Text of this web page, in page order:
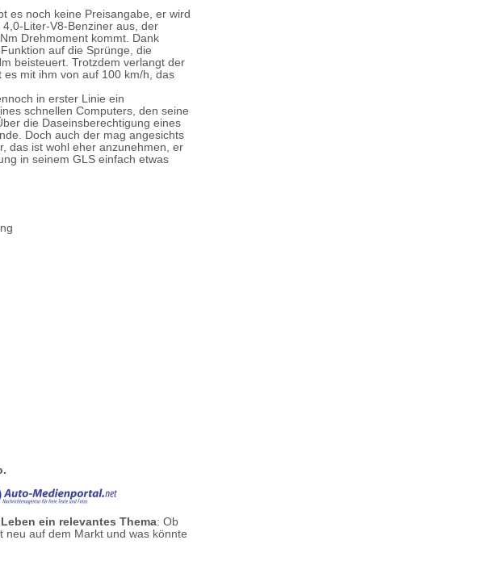
es noch keine Preisangabe, er wird
Liter-V8-Benziner aus, der
Drehmoment kommt. Dank
auf die Sprünge, die
beisteuert. Trotzdem verlangt der
mit ihm von auf 100 km/h, das
in erster Linie ein
schnellen Computers, den seine
die Daseinsberechtigung eines
Doch auch der mag angesichts
das ist wohl eher anzunehmen, er
in seinem GLS einfach etwas
ein relevantes Thema: Ob
neu auf dem Markt und was könnte